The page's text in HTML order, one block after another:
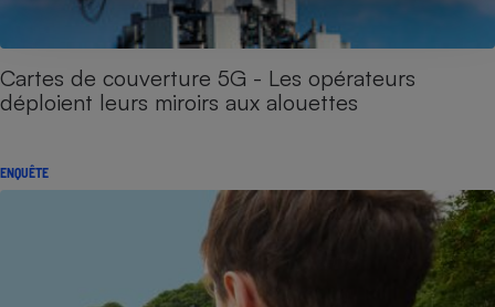
Cartes de couverture 5G - Les opérateurs
déploient leurs miroirs aux alouettes
ENQUÊTE